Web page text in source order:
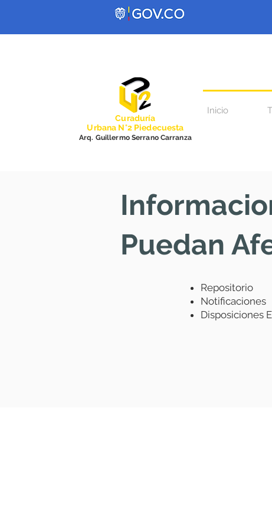
Inicio
Curaduría
Urbana N°2 Piedecuesta
Arq. Guillermo Serrano Carranza
Puedan
Repositorio
Notificaciones
Disposiciones